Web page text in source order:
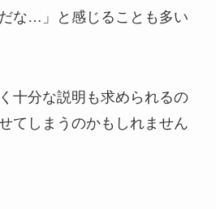
な…」と感じることも多い
十分な説明も求められるの
てしまうのかもしれません